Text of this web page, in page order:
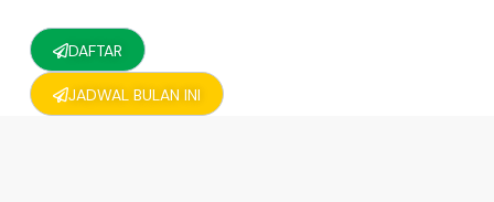
DAFTAR
JADWAL BULAN INI